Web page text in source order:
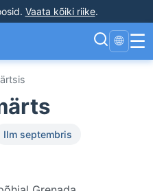
. Vaata kõiki riike.
🌐 ☰
Ilm septembris